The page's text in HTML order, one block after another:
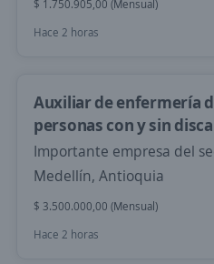
$ 1.750.905,00 (Mensual)
Hace 2 horas
Auxiliar de enfermería
personas con y sin
Importante empresa del
Medellín, Antioquia
$ 3.500.000,00 (Mensual)
Hace 2 horas